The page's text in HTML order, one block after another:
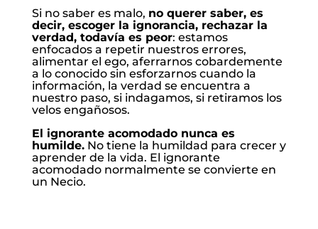
Si no saber es malo, no querer saber, es
decir, escoger la ignorancia, rechazar la
verdad, todavía es peor: estamos
enfocados a repetir nuestros errores,
alimentar el ego, aferrarnos cobardemente
a lo conocido sin esforzarnos cuando la
información, la verdad se encuentra a
nuestro paso, si indagamos, si retiramos los
velos engañosos.
El ignorante acomodado nunca es
humilde.No tiene la humildad para crecer y
aprender de la vida. El ignorante
acomodado normalmente se convierte en
un Necio.